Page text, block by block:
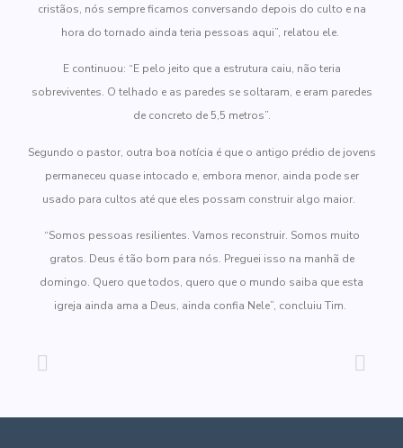
cristãos, nós sempre ficamos conversando depois do culto e na
hora do tornado ainda teria pessoas aqui”, relatou ele.
E continuou: “E pelo jeito que a estrutura caiu, não teria
sobreviventes. O telhado e as paredes se soltaram, e eram paredes
de concreto de 5,5 metros”.
Segundo o pastor, outra boa notícia é que o antigo prédio de jovens
permaneceu quase intocado e, embora menor, ainda pode ser
usado para cultos até que eles possam construir algo maior.
“Somos pessoas resilientes. Vamos reconstruir. Somos muito
gratos. Deus é tão bom para nós. Preguei isso na manhã de
domingo. Quero que todos, quero que o mundo saiba que esta
igreja ainda ama a Deus, ainda confia Nele”, concluiu Tim.